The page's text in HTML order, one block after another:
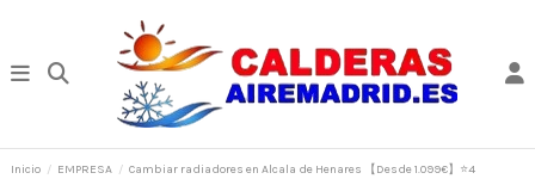
Inicio EMPRESA
Cambiar radiadores en Alcala de Henares 【Desde 1.099€】⭐4